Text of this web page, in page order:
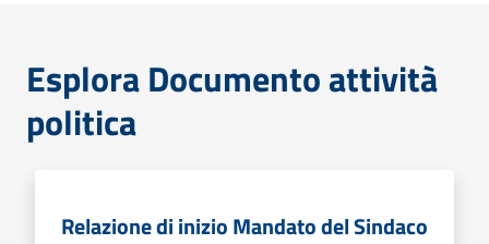
Esplora Documento attività
politica
Relazione di inizio Mandato del Sindaco